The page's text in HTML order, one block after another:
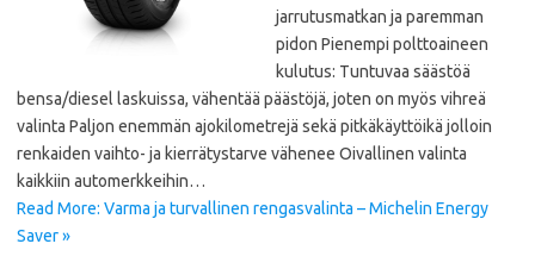
jarrutusmatkan ja paremman
pidon Pienempi polttoaineen
kulutus: Tuntuvaa säästöä
bensa/diesel laskuissa, vähentää päästöjä, joten on myös vihreä
valinta Paljon enemmän ajokilometrejä sekä pitkäkäyttöikä jolloin
renkaiden vaihto- ja kierrätystarve vähenee Oivallinen valinta
kaikkiin automerkkeihin…
Read More: Varma ja turvallinen rengasvalinta – Michelin Energy
Saver »